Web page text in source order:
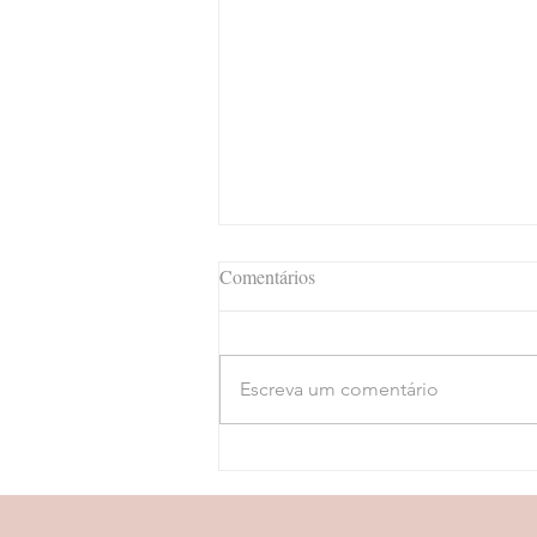
coloproctologista?
Comentários
Escreva um comentário